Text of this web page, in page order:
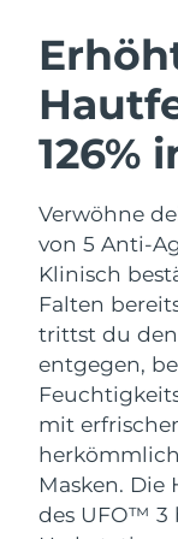
126%
Verwöhne
von 5 Anti-
Klinisch
Falten
trittst du
entgegen,
mit
Masken. Die
des UFO™ 3
For
FAQ™
Anti-aging
Australien
Bahrain
Belgien
Bermuda
Bosnien und
Herzegowina